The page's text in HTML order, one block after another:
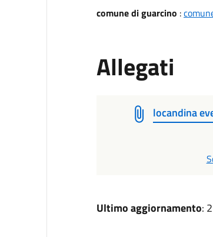
comune di guarcino :
Allegati
locandina
Ultimo aggiornamento: